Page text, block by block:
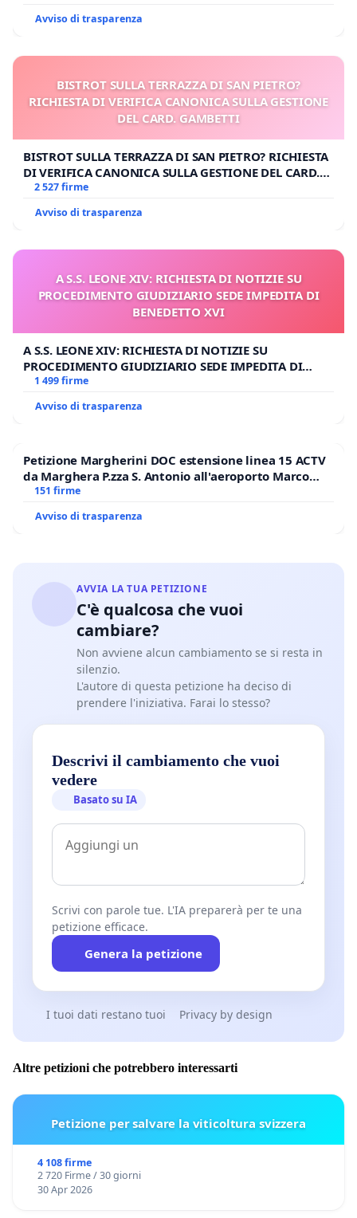
Avviso di trasparenza
BISTROT SULLA TERRAZZA DI SAN PIETRO?
RICHIESTA DI VERIFICA CANONICA SULLA GESTIONE
DEL CARD. GAMBETTI
BISTROT SULLA TERRAZZA DI SAN PIETRO? RICHIESTA
DI VERIFICA CANONICA SULLA GESTIONE DEL CARD.
GAMBETTI
2 527 firme
Avviso di trasparenza
A S.S. LEONE XIV: RICHIESTA DI NOTIZIE SU
PROCEDIMENTO GIUDIZIARIO SEDE IMPEDITA DI
BENEDETTO XVI
A S.S. LEONE XIV: RICHIESTA DI NOTIZIE SU
PROCEDIMENTO GIUDIZIARIO SEDE IMPEDITA DI
BENEDETTO XVI
1 499 firme
Avviso di trasparenza
Petizione Margherini DOC estensione linea 15 ACTV
da Marghera P.zza S. Antonio all'aeroporto Marco
Polo tariffa a € 1,50
151 firme
Avviso di trasparenza
AVVIA LA TUA PETIZIONE
C'è qualcosa che vuoi
cambiare?
Non avviene alcun cambiamento se si resta in
silenzio.
L'autore di questa petizione ha deciso di
prendere l'iniziativa. Farai lo stesso?
Descrivi il cambiamento che vuoi
vedere
Basato su IA
Scrivi con parole tue. L'IA preparerà per te una
petizione efficace.
Genera la petizione
I tuoi dati restano tuoi Privacy by design
Altre petizioni che potrebbero interessarti
Petizione per salvare la viticoltura svizzera
4 108 firme
2 720 Firme / 30 giorni
30 Apr 2026